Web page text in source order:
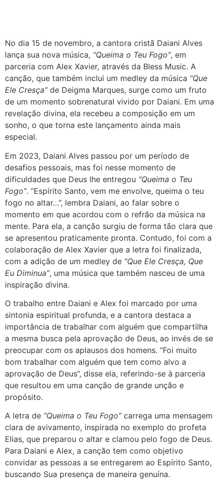
No dia 15 de novembro, a cantora cristã Daiani Alves
lança sua nova música, “Queima o Teu Fogo”, em
parceria com Alex Xavier, através da Bless Music. A
canção, que também inclui um medley da música “Que
Ele Cresça”de Deigma Marques, surge como um fruto
de um momento sobrenatural vivido por Daiani. Em uma
revelação divina, ela recebeu a composição em um
sonho, o que torna este lançamento ainda mais
especial.
Em 2023, Daiani Alves passou por um período de
desafios pessoais, mas foi nesse momento de
dificuldades que Deus lhe entregou “Queima o Teu
Fogo”. “Espírito Santo, vem me envolve, queima o teu
fogo no altar…”, lembra Daiani, ao falar sobre o
momento em que acordou com o refrão da música na
mente. Para ela, a canção surgiu de forma tão clara que
se apresentou praticamente pronta. Contudo, foi com a
colaboração de Alex Xavier que a letra foi finalizada,
com a adição de um medley de “Que Ele Cresça, Que
Eu Diminua”, uma música que também nasceu de uma
inspiração divina.
O trabalho entre Daiani e Alex foi marcado por uma
sintonia espiritual profunda, e a cantora destaca a
importância de trabalhar com alguém que compartilha
a mesma busca pela aprovação de Deus, ao invés de se
preocupar com os aplausos dos homens. “Foi muito
bom trabalhar com alguém que tem como alvo a
aprovação de Deus”, disse ela, referindo-se à parceria
que resultou em uma canção de grande unção e
propósito.
A letra de “Queima o Teu Fogo”carrega uma mensagem
clara de avivamento, inspirada no exemplo do profeta
Elias, que preparou o altar e clamou pelo fogo de Deus.
Para Daiani e Alex, a canção tem como objetivo
convidar as pessoas a se entregarem ao Espírito Santo,
buscando Sua presença de maneira genuína.